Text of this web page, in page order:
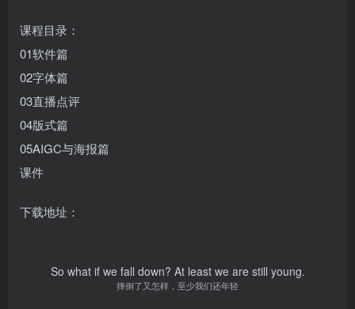
课程目录：
01软件篇
02字体篇
03直播点评
04版式篇
05AIGC与海报篇
课件
下载地址：
So what if we fall down? At least we are still young.
摔倒了又怎样，至少我们还年轻